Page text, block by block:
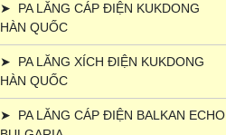
➤
PA LĂNG CÁP ĐIỆN KUKDONG
HÀN QUỐC
➤
PA LĂNG XÍCH ĐIỆN KUKDONG
HÀN QUỐC
➤
PA LĂNG CÁP ĐIỆN BALKAN ECHO